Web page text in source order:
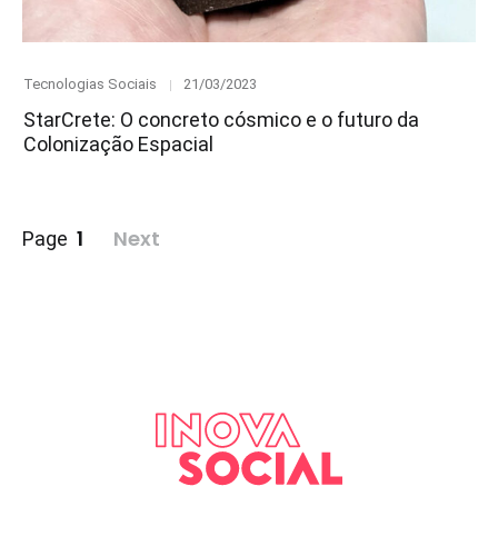
Category
Tecnologias Sociais
Posted
21/03/2023
StarCrete: O concreto cósmico e o futuro da
Colonização Espacial
Paginação
Page 1 Next